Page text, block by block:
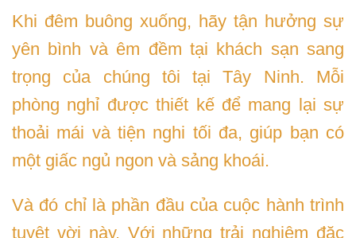
Khi đêm buông xuống, hãy tận hưởng sự
yên bình và êm đềm tại khách sạn sang
trọng của chúng tôi tại Tây Ninh. Mỗi
phòng nghỉ được thiết kế để mang lại sự
thoải mái và tiện nghi tối đa, giúp bạn có
một giấc ngủ ngon và sảng khoái.
Và đó chỉ là phần đầu của cuộc hành trình
tuyệt vời này. Với những trải nghiệm đặc